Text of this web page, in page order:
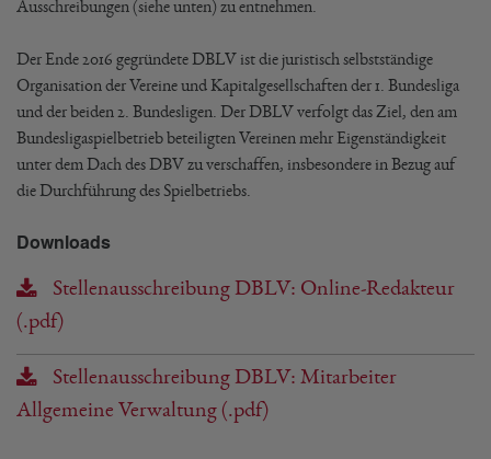
Ausschreibungen (siehe unten) zu entnehmen.
Der Ende 2016 gegründete DBLV ist die juristisch selbstständige
Organisation der Vereine und Kapitalgesellschaften der 1. Bundesliga
und der beiden 2. Bundesligen. Der DBLV verfolgt das Ziel, den am
Bundesligaspielbetrieb beteiligten Vereinen mehr Eigenständigkeit
unter dem Dach des DBV zu verschaffen, insbesondere in Bezug auf
die Durchführung des Spielbetriebs.
Downloads
Stellenausschreibung DBLV: Online-Redakteur
(.pdf)
Stellenausschreibung DBLV: Mitarbeiter
Allgemeine Verwaltung (.pdf)